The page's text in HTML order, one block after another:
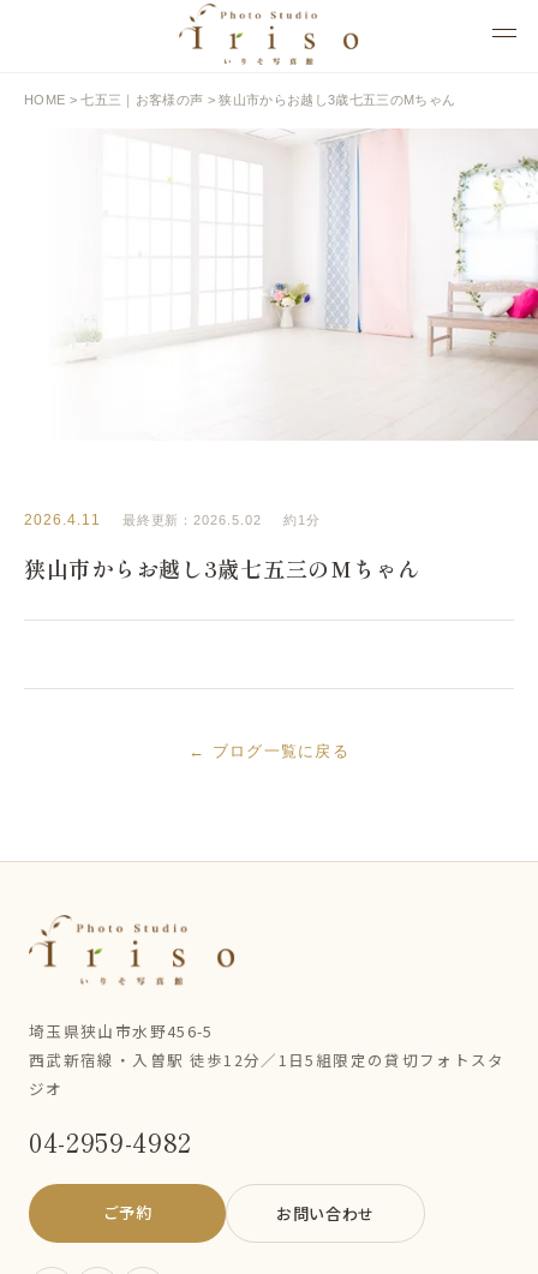
HOME >七五三｜お客様の声 >狭山市からお越し3歳七五三のMちゃん
2026.4.11 最終更新：2026.5.02 約1分
狭山市からお越し3歳七五三のMちゃん
← ブログ一覧に戻る
埼玉県狭山市水野456-5
西武新宿線・入曽駅 徒歩12分／1日5組限定の貸切フォトスタ
ジオ
04-2959-4982
ご予約 お問い合わせ